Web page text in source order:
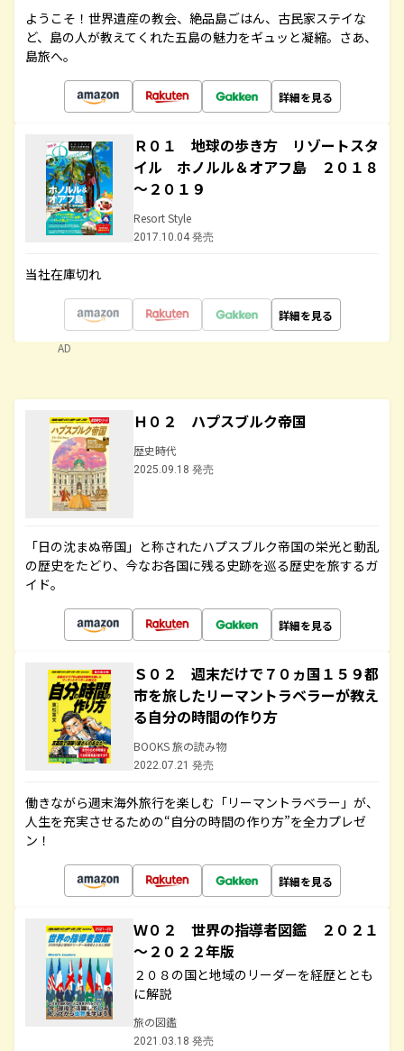
ようこそ！世界遺産の教会、絶品島ごはん、古民家ステイな
ど、島の人が教えてくれた五島の魅力をギュッと凝縮。さあ、
島旅へ。
詳細を見る
Ｒ０１ 地球の歩き方 リゾートスタ
イル ホノルル＆オアフ島 ２０１８
～２０１９
Resort Style
2017.10.04 発売
当社在庫切れ
詳細を見る
AD
Ｈ０２ ハプスブルク帝国
歴史時代
2025.09.18 発売
「日の沈まぬ帝国」と称されたハプスブルク帝国の栄光と動乱
の歴史をたどり、今なお各国に残る史跡を巡る歴史を旅するガ
イド。
詳細を見る
Ｓ０２ 週末だけで７０ヵ国１５９都
市を旅したリーマントラベラーが教え
る自分の時間の作り方
BOOKS 旅の読み物
2022.07.21 発売
働きながら週末海外旅行を楽しむ「リーマントラベラー」が、
人生を充実させるための“自分の時間の作り方”を全力プレゼ
ン！
詳細を見る
Ｗ０２ 世界の指導者図鑑 ２０２１
～２０２２年版
２０８の国と地域のリーダーを経歴ととも
に解説
旅の図鑑
2021.03.18 発売